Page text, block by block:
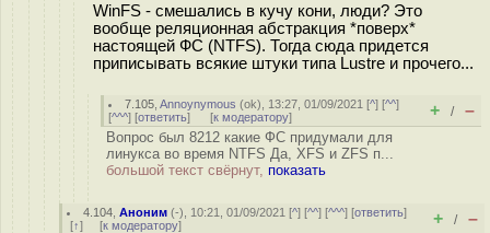
WinFS - смешались в кучу кони, люди? Это
вообще реляционная абстракция *поверх*
настоящей ФС (NTFS). Тогда сюда придется
приписывать всякие штуки типа Lustre и прочего...
7.105 ,Annoynymous (ok), 13:27, 01/09/2021 [^] [^^]
[^^^] [ответить] [к модератору] + / –
Вопрос был 8212 какие ФС придумали для
линукса во время NTFS Да, XFS и ZFS п...
большой текст свёрнут, показать
4.104 ,Аноним (-), 10:21, 01/09/2021 [^] [^^] [^^^] [ответить]
[↑] [к модератору] + / –